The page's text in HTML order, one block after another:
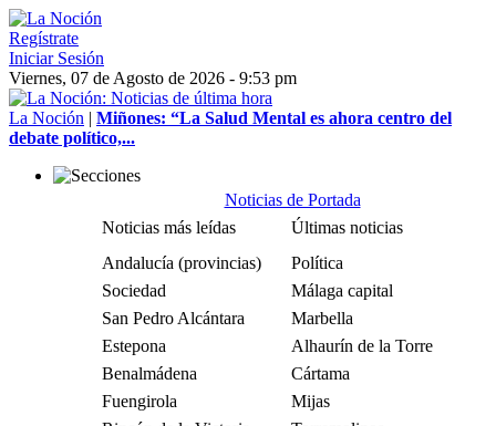
Regístrate
Iniciar Sesión
Viernes, 07 de Agosto de 2026 - 9:53 pm
La Noción | Miñones: “La Salud Mental es ahora centro del
debate político,...
Noticias de Portada
Noticias más leídas
Últimas noticias
Andalucía (provincias)
Política
Sociedad
Málaga capital
San Pedro Alcántara
Marbella
Estepona
Alhaurín de la Torre
Benalmádena
Cártama
Fuengirola
Mijas